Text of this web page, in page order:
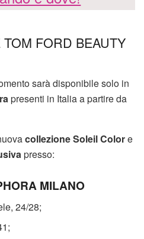
FORD BEAUTY
sarà disponibile solo in
presenti in Italia a partire da
collezione Soleil Colore
presso:
MILANO
24/28;